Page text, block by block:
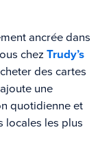
ancrée dans
chez Trudy’s
des cartes
une
quotidienne et
locales les plus